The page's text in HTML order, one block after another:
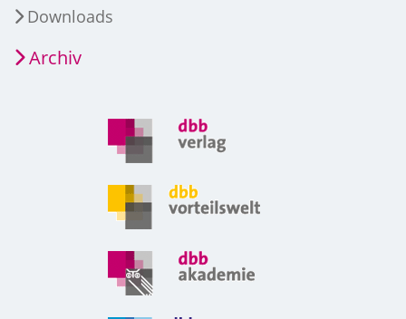
Downloads
Archiv